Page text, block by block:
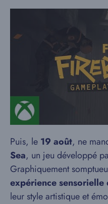
Puis, le 19 août, ne
Sea, un jeu développé
Graphiquement
expérience
leur style artistique et